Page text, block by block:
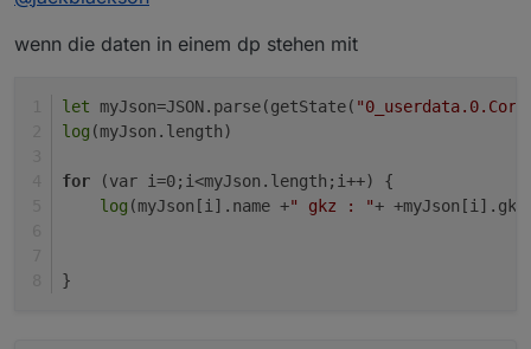
Ort/die Region anzuzeigen. Es gibt dazu auch ein
Bezirk/Gemeinde einen Eintrag gibt, sondern,
Bezirk gibt. Dies macht es etwas schwierig, da
etwas abzufragen..habt ihr eine Idee, wie man
wenn die daten in einem dp stehen mit
let myJson=JSON.parse(getState(
log (myJson.length)
for (var i=0;i<myJson.length;i++) {
log (myJson[i].name +" gkz : "+
}